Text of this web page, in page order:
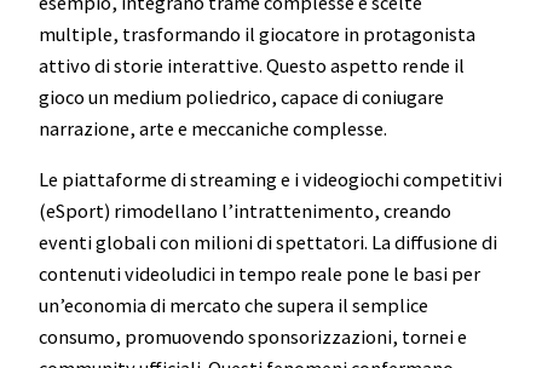
multiple, trasformando il giocatore in protagonista
attivo di storie interattive. Questo aspetto rende il
gioco un medium poliedrico, capace di coniugare
narrazione, arte e meccaniche complesse.
Le piattaforme di streaming e i videogiochi competitivi
(eSport) rimodellano l’intrattenimento, creando
eventi globali con milioni di spettatori. La diffusione di
contenuti videoludici in tempo reale pone le basi per
un’economia di mercato che supera il semplice
consumo, promuovendo sponsorizzazioni, tornei e